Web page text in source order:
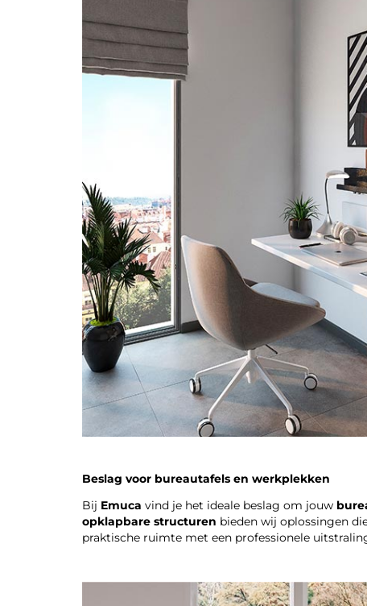
Beslag voor bureautafels en werkplekken
Bij Emuca vind je het ideale beslag om jouw
opklapbare structuren bieden wij oplossingen
praktische ruimte met een professionele